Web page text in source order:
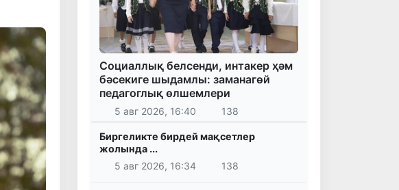
Социаллық белсенди, интакер ҳәм
бәсекиге шыдамлы: заманагөй
педагоглық өлшемлери
5 авг 2026, 16:40 138
Биргеликте бирдей мақсетлер
жолында ...
5 авг 2026, 16:34
138